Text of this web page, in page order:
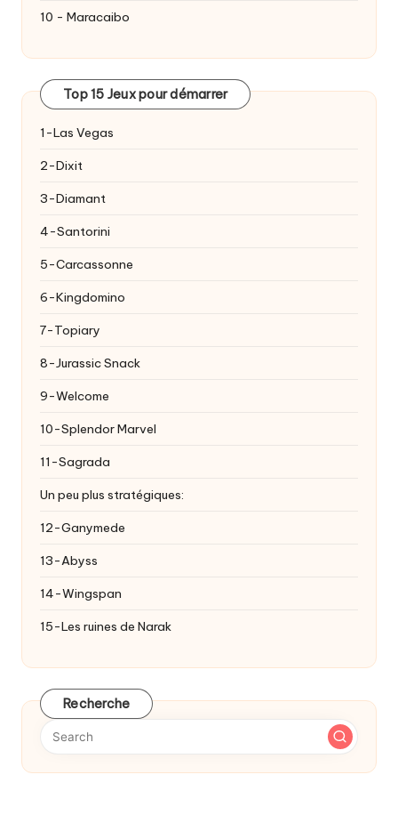
10 - Maracaibo
Top 15 Jeux pour démarrer
1-Las Vegas
2-Dixit
3-Diamant
4-Santorini
5-Carcassonne
6-Kingdomino
7-Topiary
8-Jurassic Snack
9-Welcome
10-Splendor Marvel
11-Sagrada
Un peu plus stratégiques:
12-Ganymede
13-Abyss
14-Wingspan
15-Les ruines de Narak
Recherche